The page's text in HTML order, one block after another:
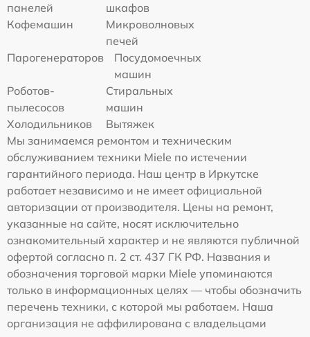
панелей
шкафов
Кофемашин
Микроволновых
печей
Парогенераторов
Посудомоечных
машин
Роботов-
пылесосов
Стиральных
машин
Холодильников
Вытяжек
Мы занимаемся ремонтом и техническим
обслуживанием техники Miele по истечении
гарантийного периода. Наш центр в Иркутске
работает независимо и не имеет официальной
авторизации от производителя. Цены на ремонт,
указанные на сайте, носят исключительно
ознакомительный характер и не являются публичной
офертой согласно п. 2 ст. 437 ГК РФ. Названия и
обозначения торговой марки Miele упоминаются
только в информационных целях — чтобы обозначить
перечень техники, с которой мы работаем. Наша
организация не аффилирована с владельцами